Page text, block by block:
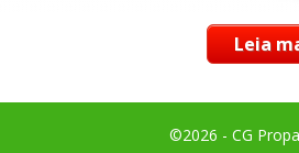
Leia
©2026 - CG